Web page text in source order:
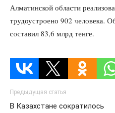
Алматинской области
трудоустроено 902 человека.
составил 83,6 млрд тенге.
Предыдущая статья
В Казахстане сократилось